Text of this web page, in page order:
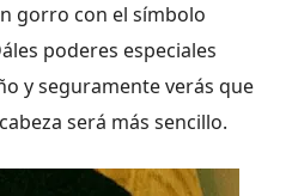
gorro con el símbolo
poderes especiales
y seguramente verás que
será más sencillo.